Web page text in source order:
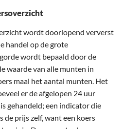
wordt doorlopend ververst
handel op de grote
wordt bepaald door de
waarde van alle munten in
maal het aantal munten. Het
er de afgelopen 24 uur
gehandeld; een indicator die
de prijs zelf, want een koers